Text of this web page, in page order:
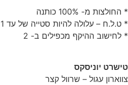
* החולצות מ- 100% כותנה
* ט.ל.ח – עלולה להיות סטייה של עד 1 ס”מ
* לחישוב ההיקף מכפילים ב- 2
טישרט יוניסקס
צווארון עגול – שרוול קצר